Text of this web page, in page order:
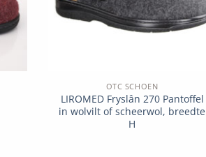
OTC SCHOEN
LIROMED Fryslân 270 Pantoffel
in wolvilt of scheerwol, breedte
H